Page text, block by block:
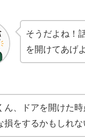
そうだよね！
を開けてあげ
ん、ドアを開けた
損をするかもしれ